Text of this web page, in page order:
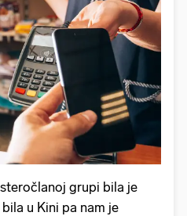
grupi bila je
u Kini pa nam je